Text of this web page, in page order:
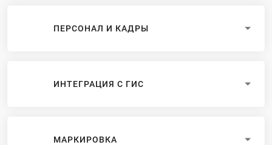
ПЕРСОНАЛ И КАДРЫ
ИНТЕГРАЦИЯ С ГИС
МАРКИРОВКА